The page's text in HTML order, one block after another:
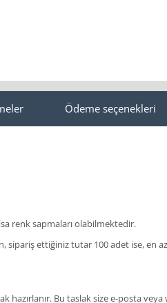
Ödeme seçenekleri
renk sapmaları olabilmektedir.
sipariş ettiğiniz tutar 100 adet ise, en
Bu taslak size e-posta